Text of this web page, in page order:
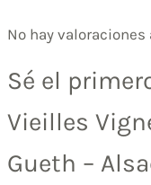
No hay valoraciones
Sé el
Vieilles
Gueth –